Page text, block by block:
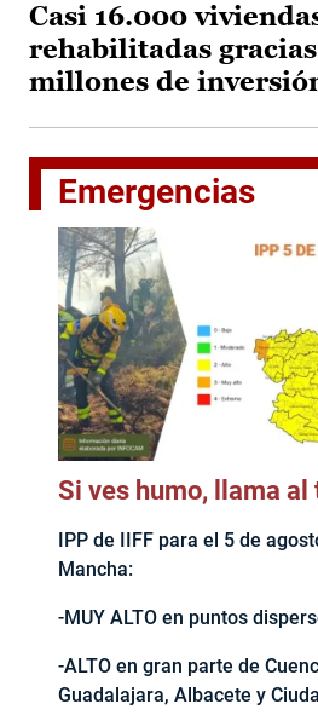
Casi 16.000
rehabilitadas gracias
millones de
Emergencias
Si ves humo, llama
IPP de IIFF para el 5 de
Mancha:
-MUY ALTO en puntos
-ALTO en gran parte de
Guadalajara, Albacete y